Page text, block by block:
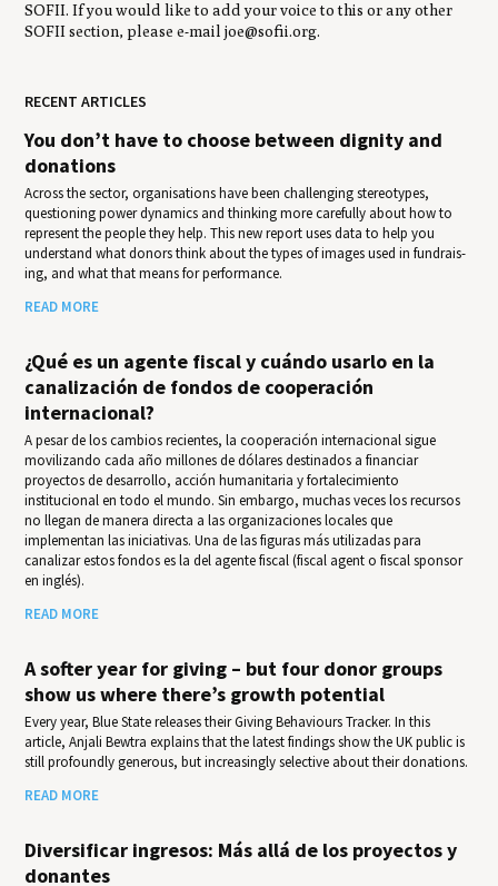
SOFII. If you would like to add your voice to this or any other
SOFII section, please e-mail joe@sofii.org.
RECENT ARTICLES
You don’t have to choose between dignity and
donations
Across the sector, organisations have been challenging stereotypes,
questioning power dynamics and thinking more carefully about how to
represent the people they help. This new report uses data to help you
under­stand what donors think about the types of images used in fundrais­
ing, and what that means for per­for­mance.
READ MORE
¿Qué es un agente fiscal y cuándo usarlo en la
canalización de fondos de cooperación
internacional?
A pesar de los cambios recientes, la cooperación internacional sigue
movilizando cada año millones de dólares destinados a financiar
proyectos de desarrollo, acción humanitaria y fortalecimiento
institucional en todo el mundo. Sin embargo, muchas veces los recursos
no llegan de manera directa a las organizaciones locales que
implementan las iniciativas. Una de las figuras más utilizadas para
canalizar estos fondos es la del agente fiscal (fiscal agent o fiscal sponsor
en inglés).
READ MORE
A softer year for giving – but four donor groups
show us where there’s growth potential
Every year, Blue State releases their Giv­ing Behav­iours Track­er. In this
article, Anjali Bewtra explains that the latest findings show the UK public is
still profoundly generous, but increasingly selective about their donations.
READ MORE
Diversificar ingresos: Más allá de los proyectos y
donantes